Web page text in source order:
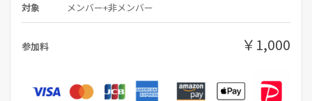
対象 メンバー+非メンバー
参加料 ￥1,000